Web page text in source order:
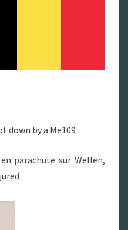
down by a Me109
parachute sur Wellen,